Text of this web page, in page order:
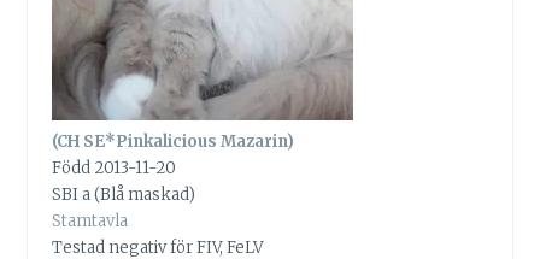
(CH SE*Pinkalicious Mazarin)
Född 2013-11-20
SBI a (Blå maskad)
Stamtavla
Testad negativ för FIV, FeLV